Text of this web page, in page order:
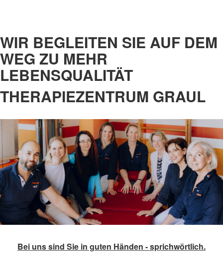
WIR BEGLEITEN SIE AUF DEM
WEG ZU MEHR
LEBENSQUALITÄT
THERAPIEZENTRUM GRAUL
Bei uns sind Sie in guten Händen - sprichwörtlich.